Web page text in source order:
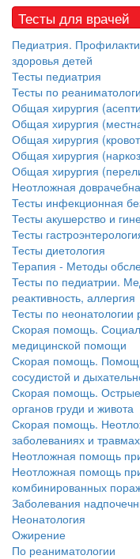
Тесты для врачей
Педиатрия.
здоровья детей
Тесты педиатрия
Тесты по
Общая хирургия
Общая хирургия
Общая хирургия
Общая хирургия
Общая хирургия
Неотложная
Тесты инфекционная
Тесты акушерство и
Тесты
Тесты диетология
Терапия - Методы
Тесты по педиатрии.
реактивность, аллергия
Тесты по неонатологии
Скорая помощь.
медицинской помощи
Скорая помощь.
сосудистой и
Скорая помощь. Острые
органов груди и живота
Скорая помощь.
заболеваниях и
Неотложная помощь
Неотложная помощь
комбинированных
Заболевания
Неонатология
Ожирение
По реаниматологии